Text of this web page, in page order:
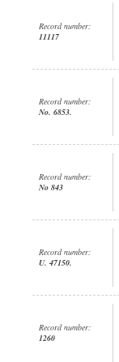
Record number:
11117
Record number:
No. 6853.
Record number:
No 843
Record number:
U. 47150.
Record number:
1260